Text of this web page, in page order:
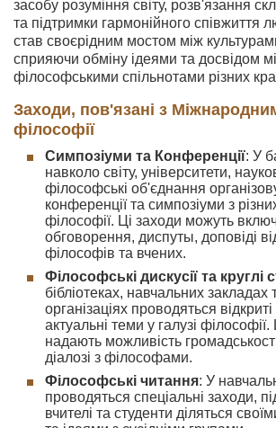
засобу розуміння світу, розв'язання
та підтримки гармонійного співжиття
став своєрідним мостом між
сприяючи обміну ідеями та досвідом
філософськими спільнотами різних
Заходи, пов'язані з
філософії
Симпозіуми та Конференції: У
навколо світу, університети,
філософські об'єднання
конференції та симпозіуми з
філософії. Ці заходи можуть
обговорення, диспуты, доповіді
філософів та вчених.
Філософські дискусії та круглі
бібліотеках, навчальних закладах
організаціях проводяться
актуальні теми у галузі філософії.
надають можливість
діалозі з філософами.
Філософські читання: У
проводяться спеціальні заходи,
вчителі та студенти діляться